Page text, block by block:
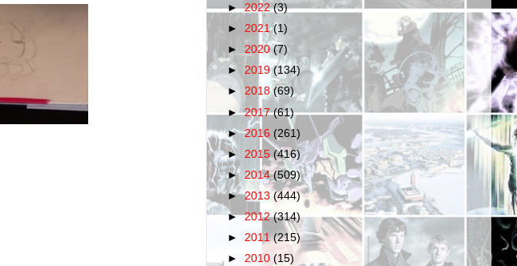
►2022(3)
► 2021(1)
► 2020(7)
► 2019(134)
► 2018(69)
►2017(61)
►2016 (261)
► 2015 (416)
► 2014(509)
►2013 (444)
►2012(314)
► 2011(215)
► 2010 (15)